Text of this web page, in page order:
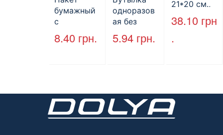
бумажный
с
кручеными
ручками,
8.40 грн.
одноразов
ая без
крышки,
ПЕТ, V=500
5.94 грн.
21*20 см.,
160 л.
38.10 грн
.